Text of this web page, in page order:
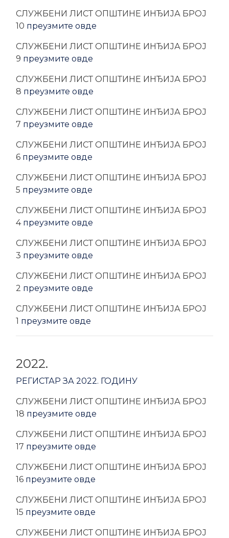
CЛУЖБЕНИ ЛИСТ ОПШТИНЕ ИНЂИЈА БРОЈ
10 преузмите овде
CЛУЖБЕНИ ЛИСТ ОПШТИНЕ ИНЂИЈА БРОЈ
9 преузмите овде
CЛУЖБЕНИ ЛИСТ ОПШТИНЕ ИНЂИЈА БРОЈ
8 преузмите овде
CЛУЖБЕНИ ЛИСТ ОПШТИНЕ ИНЂИЈА БРОЈ
7 преузмите овде
CЛУЖБЕНИ ЛИСТ ОПШТИНЕ ИНЂИЈА БРОЈ
6 преузмите овде
CЛУЖБЕНИ ЛИСТ ОПШТИНЕ ИНЂИЈА БРОЈ
5 преузмите овде
CЛУЖБЕНИ ЛИСТ ОПШТИНЕ ИНЂИЈА БРОЈ
4 преузмите овде
CЛУЖБЕНИ ЛИСТ ОПШТИНЕ ИНЂИЈА БРОЈ
3 преузмите овде
CЛУЖБЕНИ ЛИСТ ОПШТИНЕ ИНЂИЈА БРОЈ
2 преузмите овде
CЛУЖБЕНИ ЛИСТ ОПШТИНЕ ИНЂИЈА БРОЈ
1 преузмите овде
2022.
РЕГИСТАР ЗА 2022. ГОДИНУ
CЛУЖБЕНИ ЛИСТ ОПШТИНЕ ИНЂИЈА БРОЈ
18 преузмите овде
CЛУЖБЕНИ ЛИСТ ОПШТИНЕ ИНЂИЈА БРОЈ
17 преузмите овде
CЛУЖБЕНИ ЛИСТ ОПШТИНЕ ИНЂИЈА БРОЈ
16 преузмите овде
CЛУЖБЕНИ ЛИСТ ОПШТИНЕ ИНЂИЈА БРОЈ
15 преузмите овде
CЛУЖБЕНИ ЛИСТ ОПШТИНЕ ИНЂИЈА БРОЈ